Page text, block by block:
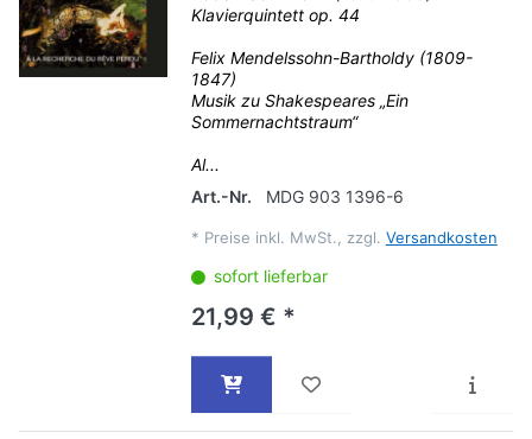
Klavierquintett op. 44
Felix Mendelssohn-Bartholdy (1809-
1847)
Musik zu Shakespeares „Ein
Sommernachtstraum“
Al...
Art.-Nr.
MDG 903 1396-6
* Preise inkl. MwSt., zzgl. Versandkosten
sofort lieferbar
21,99 € *